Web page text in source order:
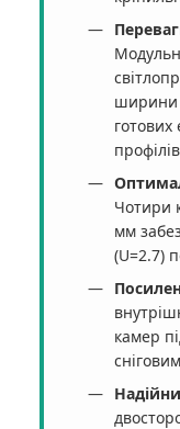
ширини
готових
Чотири
мм
(U=2.7)
камер